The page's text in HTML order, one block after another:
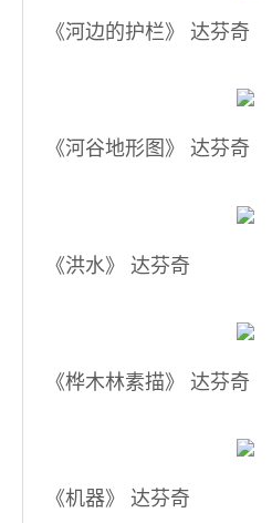
《河边的护栏》 达芬奇
《河谷地形图》 达芬奇
《洪水》 达芬奇
《桦木林素描》 达芬奇
《机器》 达芬奇